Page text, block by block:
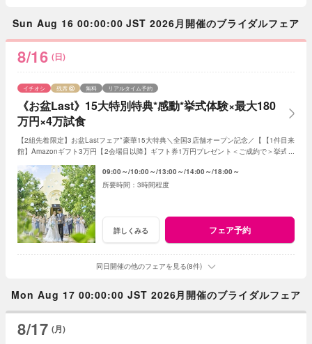
Sun Aug 16 00:00:00 JST 2026月開催のブライダルフェア
8/16 (日)
《お盆Last》15大特別特典*感動*挙式体験×最大180
万円×4万試食
イチオシ 残席 無料 リアルタイム予約
【2組先着限定】お盆Lastフェア*豪華15大特典＼全国3店舗オープン記念／【【1件目来
館】Amazonギフト3万円【2会場目以降】ギフト券1万円プレゼント＜ご成約で＞挙式料
09:00～ 10:00～ 13:00～ 14:00～ 18:00～
3時間程度
詳しくみる フェア予約
同日開催の他のフェアを見る(8件)
Mon Aug 17 00:00:00 JST 2026月開催のブライダルフェア
8/17 (月)